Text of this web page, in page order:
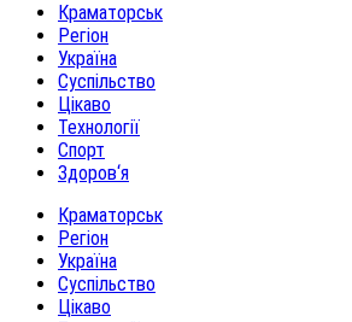
Краматорськ
Регіон
Україна
Суспільство
Цікаво
Технології
Спорт
Здоров‘я
Краматорськ
Регіон
Україна
Суспільство
Цікаво